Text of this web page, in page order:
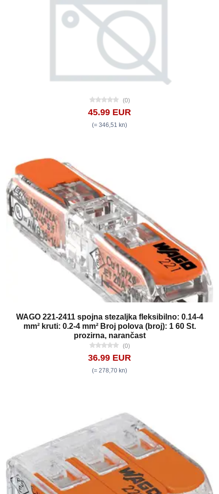
(0)
45.99 EUR
(= 346,51 kn)
WAGO 221-2411 spojna stezaljka fleksibilno: 0.14-4
mm² kruti: 0.2-4 mm² Broj polova (broj): 1 60 St.
prozirna, narančast
(0)
36.99 EUR
(= 278,70 kn)